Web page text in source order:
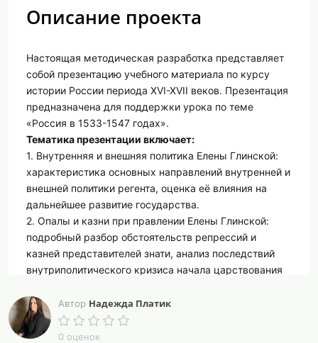
Описание проекта
Настоящая методическая разработка представляет
собой презентацию учебного материала по курсу
истории России периода XVI-XVII веков. Презентация
предназначена для поддержки урока по теме
«Россия в 1533-1547 годах».
Тематика презентации включает:
1. Внутренняя и внешняя политика Елены Глинской:
характеристика основных направлений внутренней и
внешней политики регента, оценка её влияния на
дальнейшее развитие государства.
2. Опалы и казни при правлении Елены Глинской:
подробный разбор обстоятельств репрессий и
казней представителей знати, анализ последствий
внутриполитического кризиса начала царствования
3. Обострение придворной борьбы в период 1538-
1547 годов: раскрытие динамики противостояния
боярских группировок вокруг трона юного царя,
Автор Надежда Платик
0 оценок